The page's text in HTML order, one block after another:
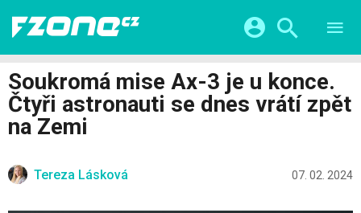
VIDEA
SERIÁLY
CHYTRÁ MĚSTA
ŽIVOT BUDOUCNOSTI
HRY A ZÁBAVA
Facebook Google
Soukromá mise Ax-3 je u konce.
Čtyři astronauti se dnes vrátí zpět
na Zemi
Tereza Lásková 07. 02. 2024